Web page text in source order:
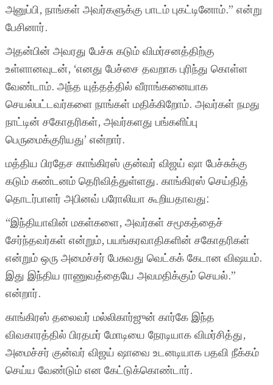
அனுப்பி, நாங்கள் அவர்களுக்கு பாடம் புகட்டினோம்.” என்று
பேசினார்.
அதன்பின் அவரது பேச்சு கடும் விமர்சனத்திற்கு
உள்ளானவுடன், ‘எனது பேச்சை தவறாக புரிந்து கொள்ள
வேண்டாம். அந்த யுத்தத்தில் வீராங்கனையாக
செயல்பட்டவர்களை நாங்கள் மதிக்கிறோம். அவர்கள் நமது
நாட்டின் சகோதரிகள், அவர்களது பங்களிப்பு
பெருமைக்குரியது’ என்றார்.
மத்திய பிரதேச காங்கிரஸ் குன்வர் விஜய் ஷா பேச்சுக்கு
கடும் கண்டனம் தெரிவித்துள்ளது. காங்கிரஸ் செய்தித்
தொடர்பாளர் அபினவ் பரோலியா கூறியதாவது:
“இந்தியாவின் மகள்களை, அவர்கள் சமூகத்தைச்
சேர்ந்தவர்கள் என்றும், பயங்கரவாதிகளின் சகோதரிகள்
என்றும் ஒரு அமைச்சர் பேசுவது வெட்கக் கேடான விஷயம்.
இது இந்திய ராணுவத்தையே அவமதிக்கும் செயல்.”
என்றார்.
காங்கிரஸ் தலைவர் மல்லிகார்ஜுன் கார்கே இந்த
விவகாரத்தில் பிரதமர் மோடியை நேரடியாக விமர்சித்து,
அமைச்சர் குன்வர் விஜய் ஷாவை உடனடியாக பதவி நீக்கம்
செய்ய வேண்டும் என கேட்டுக்கொண்டார்.